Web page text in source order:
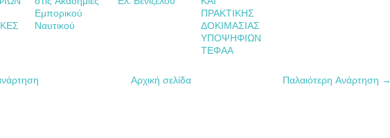
Εμπορικού
Ναυτικού
ΠΡΑΚΤΙΚΗΣ
ΔΟΚΙΜΑΣΙΑΣ
ΥΠΟΨΗΦΙΩΝ
ΤΕΦΑΑ
Παλαιότερη Ανάρτηση →
Αρχική σελίδα